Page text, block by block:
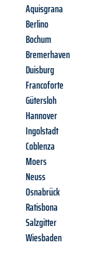
Aquisgrana
Berlino
Bochum
Bremerhaven
Duisburg
Francoforte
Gütersloh
Hannover
Ingolstadt
Coblenza
Moers
Neuss
Osnabrück
Ratisbona
Salzgitter
Wiesbaden